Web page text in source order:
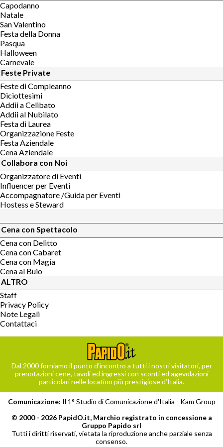
Capodanno
Natale
San Valentino
Festa della Donna
Pasqua
Halloween
Carnevale
Feste Private
Feste di Compleanno
Diciottesimi
Addii a Celibato
Addii al Nubilato
Festa di Laurea
Organizzazione Feste
Festa Aziendale
Cena Aziendale
Collabora con Noi
Organizzatore di Eventi
Influencer per Eventi
Accompagnatore /Guida per Eventi
Hostess e Steward
Cena con Spettacolo
Cena con Delitto
Cena con Cabaret
Cena con Magia
Cena al Buio
ALTRO
Staff
Privacy Policy
Note Legali
Contattaci
Dal 2000 forniamo il punto d’incontro a tutti i nostri visitatori, per
prenotazioni cene, tavoli ed ingressi con sconti ed agevolazioni
particolari nelle location più prestigiose d’Italia.
Comunicazione: Il 1° Studio di Comunicazione d'Italia - Kam Group
© 2000 - 2026 PapidO.it, Marchio registrato in concessione a
Gruppo Papido srl
Tutti i diritti riservati, vietata la riproduzione anche parziale senza
consenso.